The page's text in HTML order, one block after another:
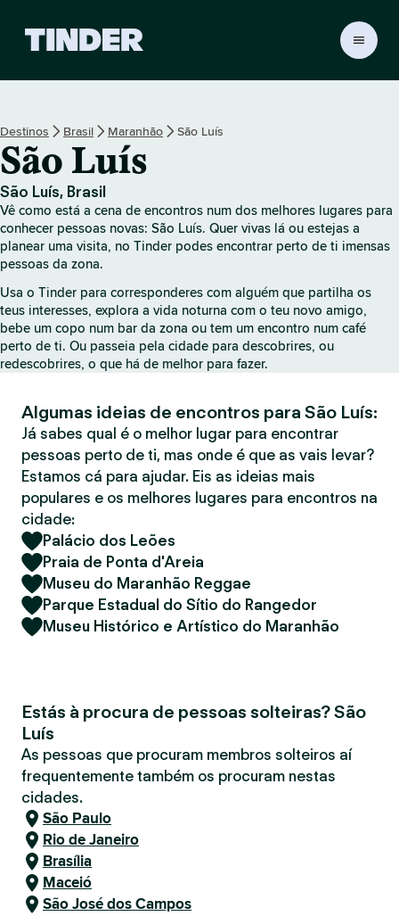
a
c
a
o
T
i
n
r
Destinos Brasil Maranhão São Luís
São Luís
São Luís, Brasil
Vê como está a cena de encontros num dos melhores lugares para
conhecer pessoas novas: São Luís. Quer vivas lá ou estejas a
planear uma visita, no Tinder podes encontrar perto de ti imensas
pessoas da zona.
Usa o Tinder para corresponderes com alguém que partilha os
teus interesses, explora a vida noturna com o teu novo amigo,
bebe um copo num bar da zona ou tem um encontro num café
perto de ti. Ou passeia pela cidade para descobrires, ou
redescobrires, o que há de melhor para fazer.
Algumas ideias de encontros para São Luís:
Já sabes qual é o melhor lugar para encontrar
pessoas perto de ti, mas onde é que as vais levar?
Estamos cá para ajudar. Eis as ideias mais
populares e os melhores lugares para encontros na
cidade:
Palácio dos Leões
Praia de Ponta d'Areia
Museu do Maranhão Reggae
Parque Estadual do Sítio do Rangedor
Museu Histórico e Artístico do Maranhão
Estás à procura de pessoas solteiras? São
Luís
As pessoas que procuram membros solteiros aí
frequentemente também os procuram nestas
cidades.
São Paulo
Rio de Janeiro
Brasília
Maceió
São José dos Campos